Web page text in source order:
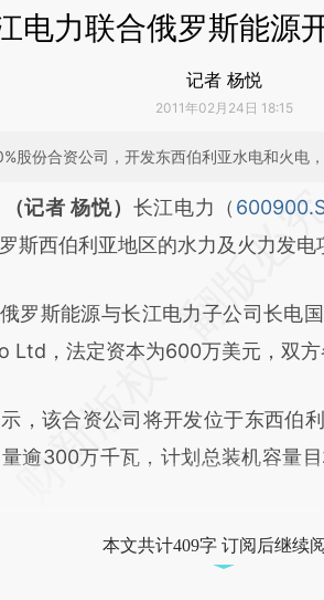
电力联合俄罗斯能源
记者 杨悦
2011年02月24日 18:15
股份合资公司，开发东西伯利亚水电和火电
开头增加这段话：本文
R7uptjVM](https://
。
记者 杨悦） 长江电力（
斯西伯利亚地区的水力及火力发电
斯能源与长江电力子公司长电国
Ltd，法定资本为600万美元，双方
该合资公司将开发位于东西伯
逾300万千瓦，计划总装机容量
本文共计409字 订阅后继续